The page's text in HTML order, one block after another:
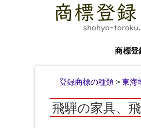
商標登
登録商標の種類 > 東海
飛騨の家具、